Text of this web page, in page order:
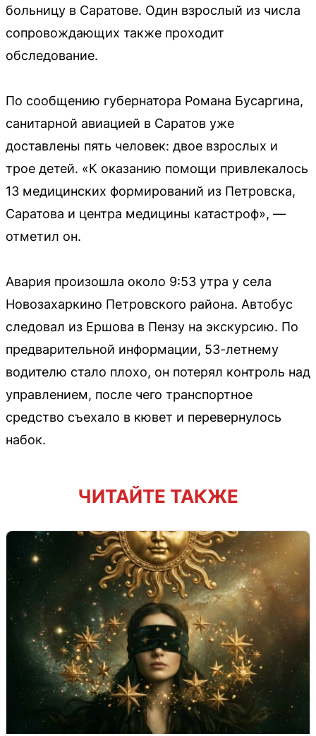
больницу в Саратове. Один взрослый из числа
сопровождающих также проходит
обследование.
По сообщению губернатора Романа Бусаргина,
санитарной авиацией в Саратов уже
доставлены пять человек: двое взрослых и
трое детей. «К оказанию помощи привлекалось
13 медицинских формирований из Петровска,
Саратова и центра медицины катастроф», —
отметил он.
Авария произошла около 9:53 утра у села
Новозахаркино Петровского района. Автобус
следовал из Ершова в Пензу на экскурсию. По
предварительной информации, 53-летнему
водителю стало плохо, он потерял контроль над
управлением, после чего транспортное
средство съехало в кювет и перевернулось
набок.
ЧИТАЙТЕ ТАКЖЕ